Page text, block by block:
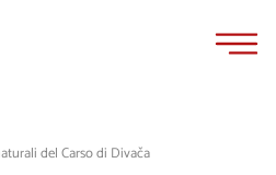
del Carso di Divača